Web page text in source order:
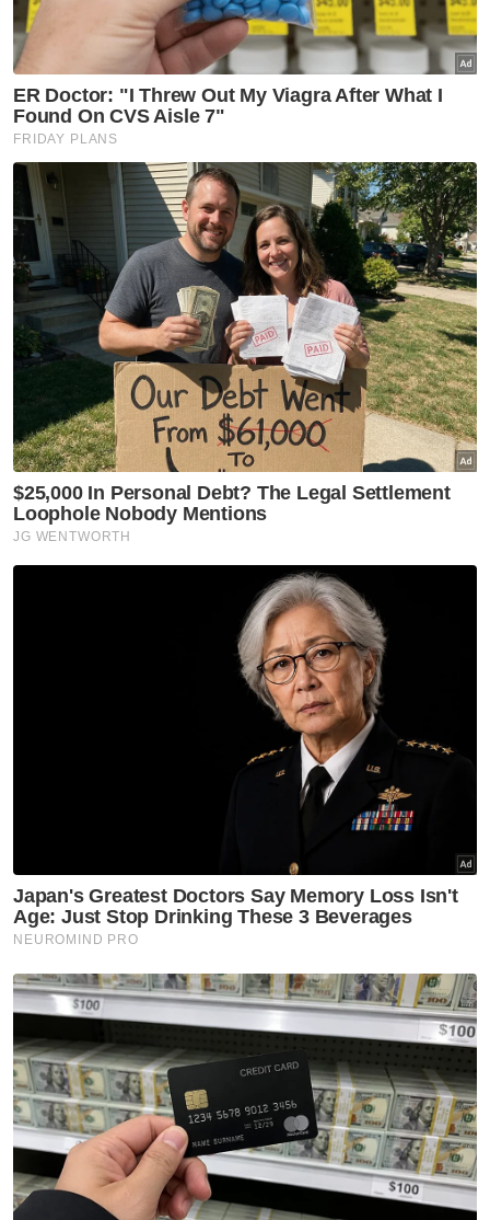
bangga.
Kerana akhirnya, gelaran hanyalah gelaran.
Bagi jutaan penyokong, Ronaldo akan
sentiasa dikenang sebagai pemain yang
berani bermimpi, tidak pernah mengenal erti
mengalah dan terus mengejar impian
sehingga ke penghujung kariernya.
Piala Dunia mungkin bukan takdirnya, tetapi
tempat istimewa dalam hati peminat akan
sentiasa menjadi miliknya.
Muat turun aplikasi Sinar Harian.Klik di sini!
Ronaldo
Artikel Disyorkan
Filipina bukan lawan mudah
Sukan
Tiket aksi Malaysia-Filipina
habis terjual
Sukan
Rifdean buru gelaran dunia di
bumi Jepun